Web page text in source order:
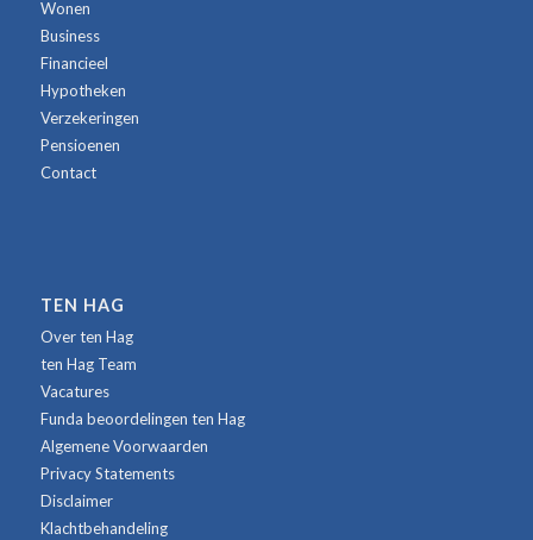
Wonen
Business
Financieel
Hypotheken
Verzekeringen
Pensioenen
Contact
TEN HAG
Over ten Hag
ten Hag Team
Vacatures
Funda beoordelingen ten Hag
Algemene Voorwaarden
Privacy Statements
Disclaimer
Klachtbehandeling